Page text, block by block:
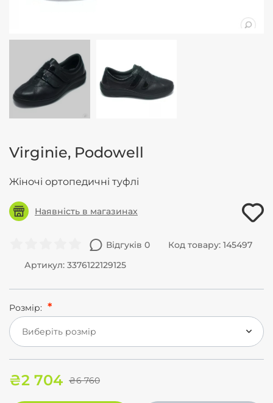
Virginie, Podowell
Жіночі ортопедичні туфлі
Наявність в магазинах
Відгуків 0
Код товару: 145497
Артикул: 3376122129125
Розмір:
Виберіть розмір
₴2 704 ₴6 760